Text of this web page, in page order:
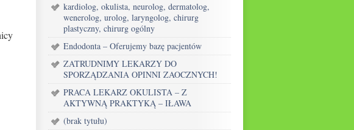
kardiolog, okulista, neurolog, dermatolog,
wenerolog, urolog, laryngolog, chirurg
plastyczny, chirurg ogólny
Endodonta – Oferujemy bazę pacjentów
ZATRUDNIMY LEKARZY DO
SPORZĄDZANIA OPINNI ZAOCZNYCH!
PRACA LEKARZ OKULISTA – Z
AKTYWNĄ PRAKTYKĄ – IŁAWA
(brak tytułu)